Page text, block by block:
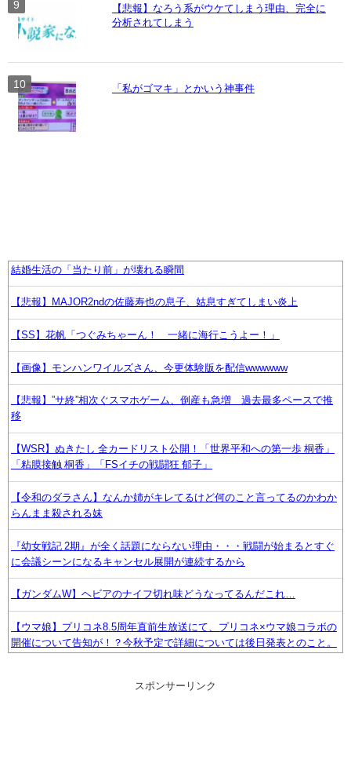
【悲報】なろう系がウケてしまう理由、完全に
分析されてしまう
「私がゴマキ」とかいう神事件
結婚生活の「当たり前」が壊れる瞬間
【悲報】MAJOR2ndの佐藤寿也の息子、姑息すぎてしまい炎上
【SS】花帆「つぐみちゃーん！ 一緒に海行こうよー！」
【画像】モンハンワイルズさん、今更体験版を配信wwwwww
【悲報】”サ終”相次ぐスマホゲーム、倒産も急増 過去最多ペースで推
移
【WSR】ぬきたし 全カードリスト公開！「世界平和への第一歩 桐香」
「粘膜接触 桐香」「FSイチの戦闘狂 郁子」
【令和のダラさん】なんか姉がキレてるけど何のこと言ってるのかわか
らんまま殺される妹
『幼女戦記 2期』が全く話題にならない理由・・・戦闘が始まるとすぐ
に会議シーンになるキャンセル展開が連続するから
【ガンダムW】ヘビアのナイフ切れ味どうなってるんだこれ…
【ウマ娘】プリコネ8.5周年直前生放送にて、プリコネ×ウマ娘コラボの
開催について告知が！？今秋予定で詳細については後日発表とのこと。
『グロウアップショウ ～ひまわりのサーカス団～』6話感想 本当のサー
スポンサーリンク